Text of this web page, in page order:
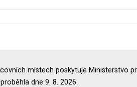
místech poskytuje Ministerstvo
dne 9. 8. 2026.